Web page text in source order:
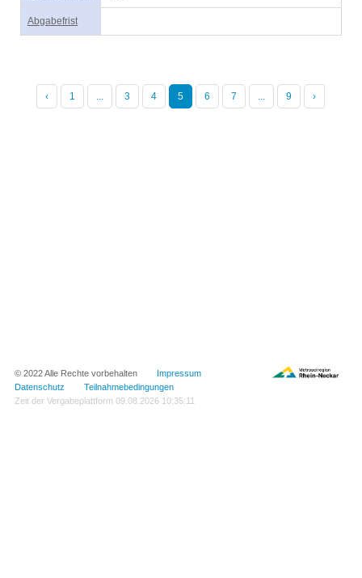
Abgabefrist
‹ 1 ... 3 4 5 6 7 ... 9 ›
© 2022 Alle Rechte vorbehalten Impressum
Datenschutz
Teilnahmebedingungen
Zeit der Vergabeplattform 09.08.2026 10:35:11